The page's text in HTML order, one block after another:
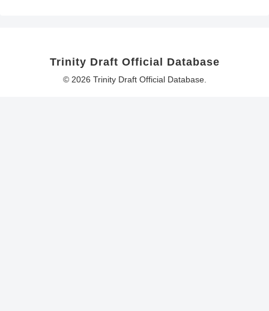
Trinity Draft Official Database
© 2026 Trinity Draft Official Database.